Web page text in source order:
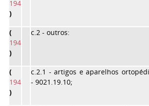
194
)
(
194
)
c.2 - outros:
(
194
)
c.2.1 - artigos e aparelhos
- 9021.19.10;